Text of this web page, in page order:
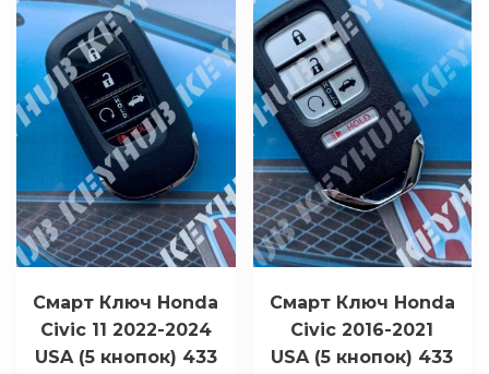
Смарт Ключ Honda
Civic 11 2022-2024
USA (5 кнопок) 433
Смарт Ключ Honda
Civic 2016-2021
USA (5 кнопок) 433